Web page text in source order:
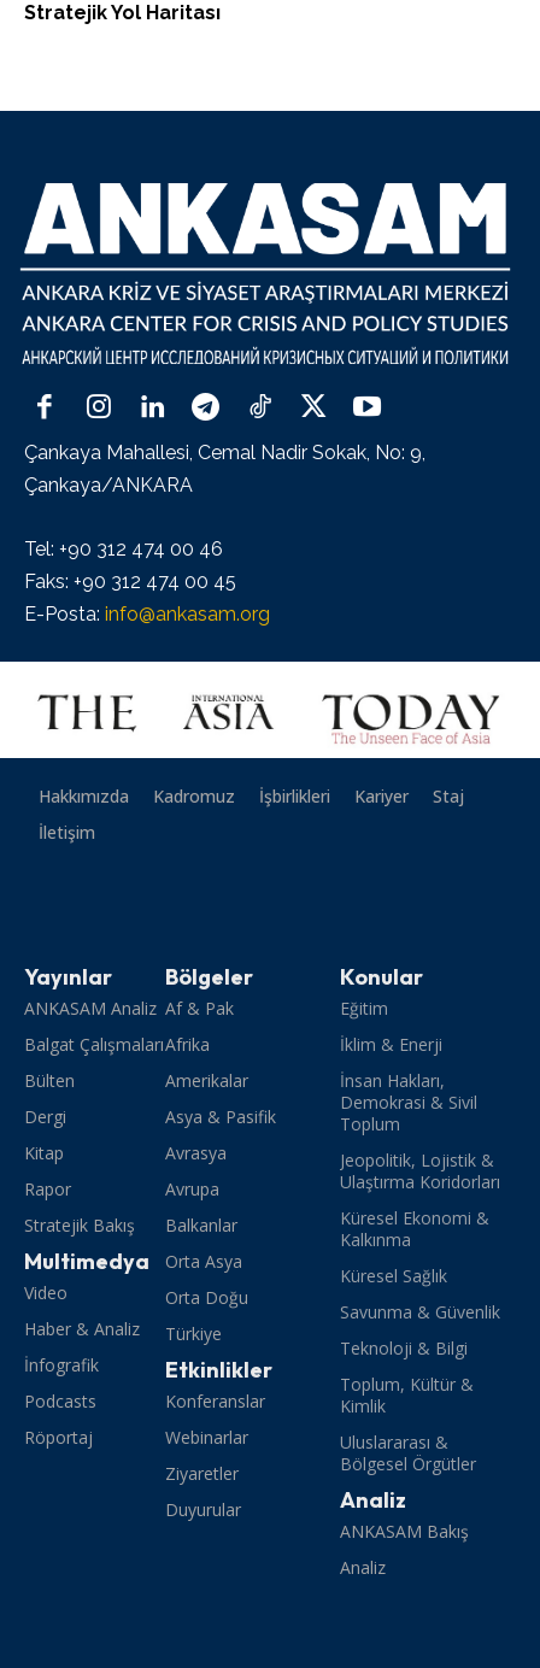
Stratejik Yol Haritası
Çankaya Mahallesi, Cemal Nadir Sokak, No: 9,
Çankaya/ANKARA
Tel: +90 312 474 00 46
Faks: +90 312 474 00 45
E-Posta: info@ankasam.org
Hakkımızda Kadromuz İşbirlikleri Kariyer
Staj
İletişim
Yayınlar
ANKASAM Analiz
Balgat Çalışmaları
Bülten
Dergi
Kitap
Rapor
Stratejik Bakış
Multimedya
Video
Haber & Analiz
İnfografik
Podcasts
Röportaj
Bölgeler
Af & Pak
Afrika
Amerikalar
Asya & Pasifik
Avrasya
Avrupa
Balkanlar
Orta Asya
Orta Doğu
Türkiye
Etkinlikler
Konferanslar
Webinarlar
Ziyaretler
Duyurular
Konular
Eğitim
İklim & Enerji
İnsan Hakları,
Demokrasi & Sivil
Toplum
Jeopolitik, Lojistik &
Ulaştırma Koridorları
Küresel Ekonomi &
Kalkınma
Küresel Sağlık
Savunma & Güvenlik
Teknoloji & Bilgi
Toplum, Kültür &
Kimlik
Uluslararası &
Bölgesel Örgütler
Analiz
ANKASAM Bakış
Analiz